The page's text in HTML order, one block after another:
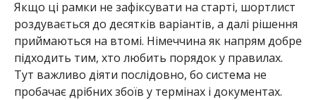
Якщо ці рамки не зафіксувати на старті, шортлист
роздувається до десятків варіантів, а далі рішення
приймаються на втомі. Німеччина як напрям добре
підходить тим, хто любить порядок у правилах.
Тут важливо діяти послідовно, бо система не
пробачає дрібних збоїв у термінах і документах.